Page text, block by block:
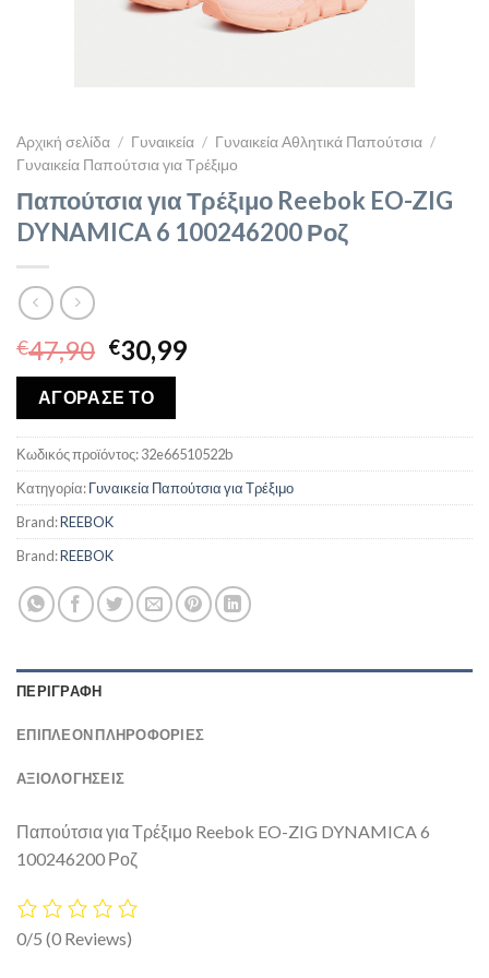
Αρχική σελίδα / Γυναικεία / Γυναικεία Αθλητικά Παπούτσια /
Γυναικεία Παπούτσια για Τρέξιμο
Παπούτσια για Τρέξιμο Reebok EO-ZIG
DYNAMICA 6 100246200 Ροζ
€47,90 Original
price
was:
€47,90.
€30,99Η
€30,99.
ΑΓΟΡΑΣΕ ΤΟ
Κωδικός προϊόντος:32e66510522b
Κατηγορία:Γυναικεία Παπούτσια για Τρέξιμο
Brand:REEBOK
Brand:REEBOK
ΠΕΡΙΓΡΑΦΉ
ΕΠΙΠΛΈΟΝ ΠΛΗΡΟΦΟΡΊΕΣ
ΑΞΙΟΛΟΓΗΣΕΙΣ
Παπούτσια για Τρέξιμο Reebok EO-ZIG DYNAMICA 6
100246200 Ροζ
0/5 (0 Reviews)